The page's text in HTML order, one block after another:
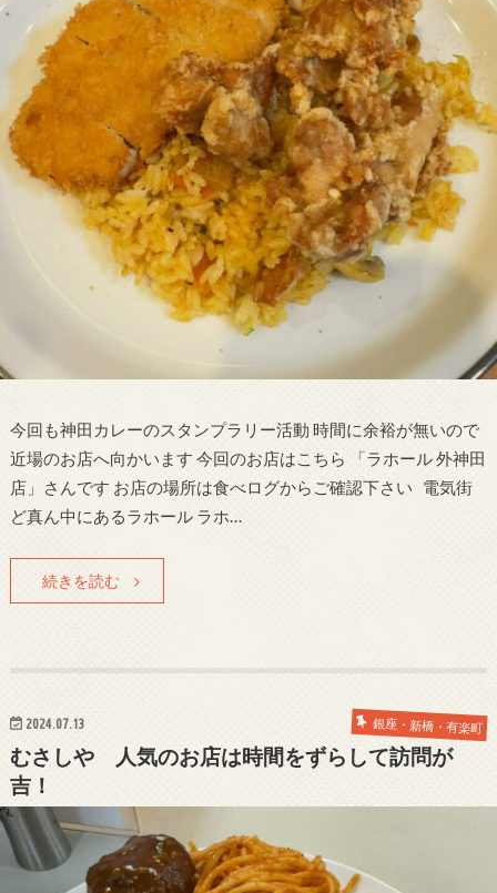
今回も神田カレーのスタンプラリー活動 時間に余裕が無いので
近場のお店へ向かいます 今回のお店はこちら 「ラホール 外神田
店」さんです お店の場所は食べログからご確認下さい 電気街
ど真ん中にあるラホール ラホ…
続きを読む
2024.07.13 銀座・新橋・有楽町
むさしや 人気のお店は時間をずらして訪問が
吉！